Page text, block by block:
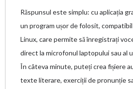
Răspunsul este simplu: cu aplicația
un program ușor de folosit,
Linux, care permite să înregistrați
direct la microfonul laptopului sau al
În câteva minute, puteți crea fișiere
texte literare, exerciții de pronunție